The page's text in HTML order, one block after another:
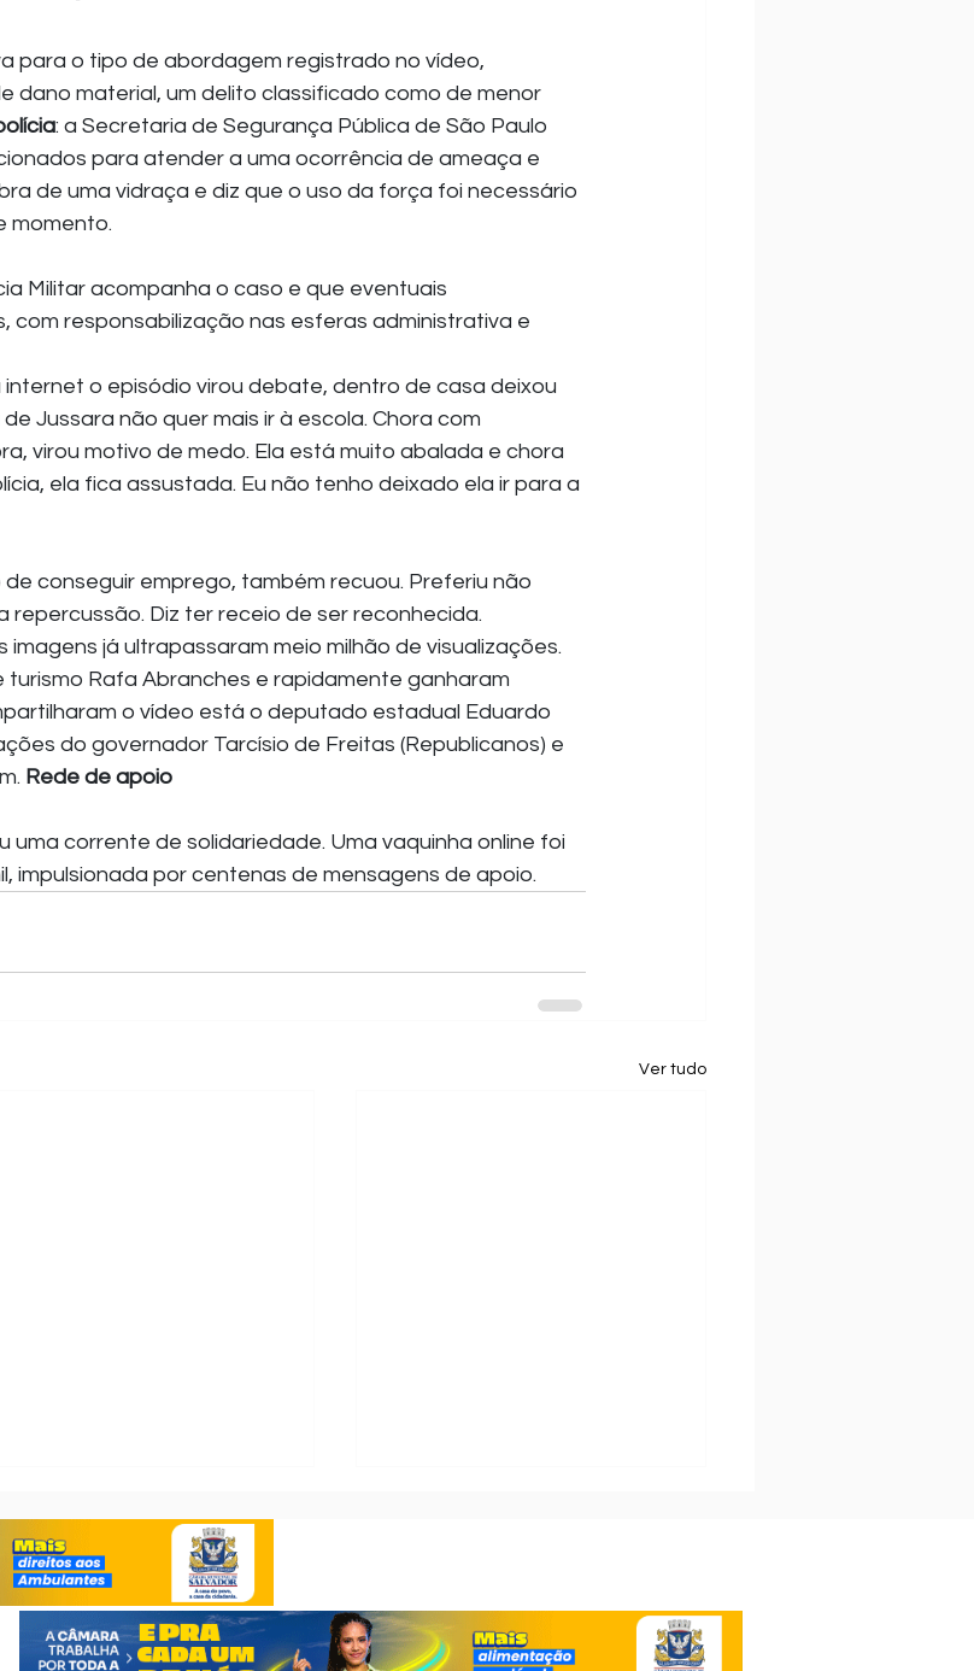
para o tipo de abordagem registrado no vídeo,
dano material, um delito classificado como de menor
: a Secretaria de Segurança Pública de São Paulo
para atender a uma ocorrência de ameaça e
de uma vidraça e diz que o uso da força foi necessário
momento.
Militar acompanha o caso e que eventuais
com responsabilização nas esferas administrativa e
internet o episódio virou debate, dentro de casa deixou
Jussara não quer mais ir à escola. Chora com
virou motivo de medo. Ela está muito abalada e chora
ela fica assustada. Eu não tenho deixado ela ir para a
conseguir emprego, também recuou. Preferiu não
Diz ter receio de ser reconhecida.
imagens já ultrapassaram meio milhão de visualizações.
turismo Rafa Abranches e rapidamente ganharam
o vídeo está o deputado estadual Eduardo
do governador Tarcísio de Freitas (Republicanos) e
Rede de apoio
uma corrente de solidariedade. Uma vaquinha online foi
impulsionada por centenas de mensagens de apoio.
Ver tudo